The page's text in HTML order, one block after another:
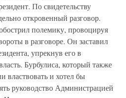
По свидетельству
откровенный разговор.
полемику, провоцируя
в разговоре. Он заставил
упрекнув его в
Бурбулиса, который также
властвовать и хотел бы
руководство Администрацией